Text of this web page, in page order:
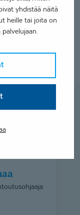
yhdistää näitä
heille tai joita on
ratkaisuja